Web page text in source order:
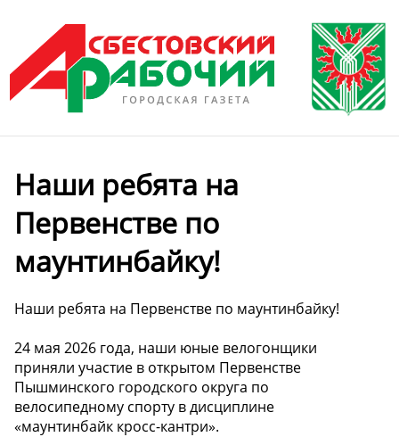
Наши ребята на
Первенстве по
маунтинбайку!
Наши ребята на Первенстве по маунтинбайку!
24 мая 2026 года, наши юные велогонщики
приняли участие в открытом Первенстве
Пышминского городского округа по
велосипедному спорту в дисциплине
«маунтинбайк кросс-кантри».